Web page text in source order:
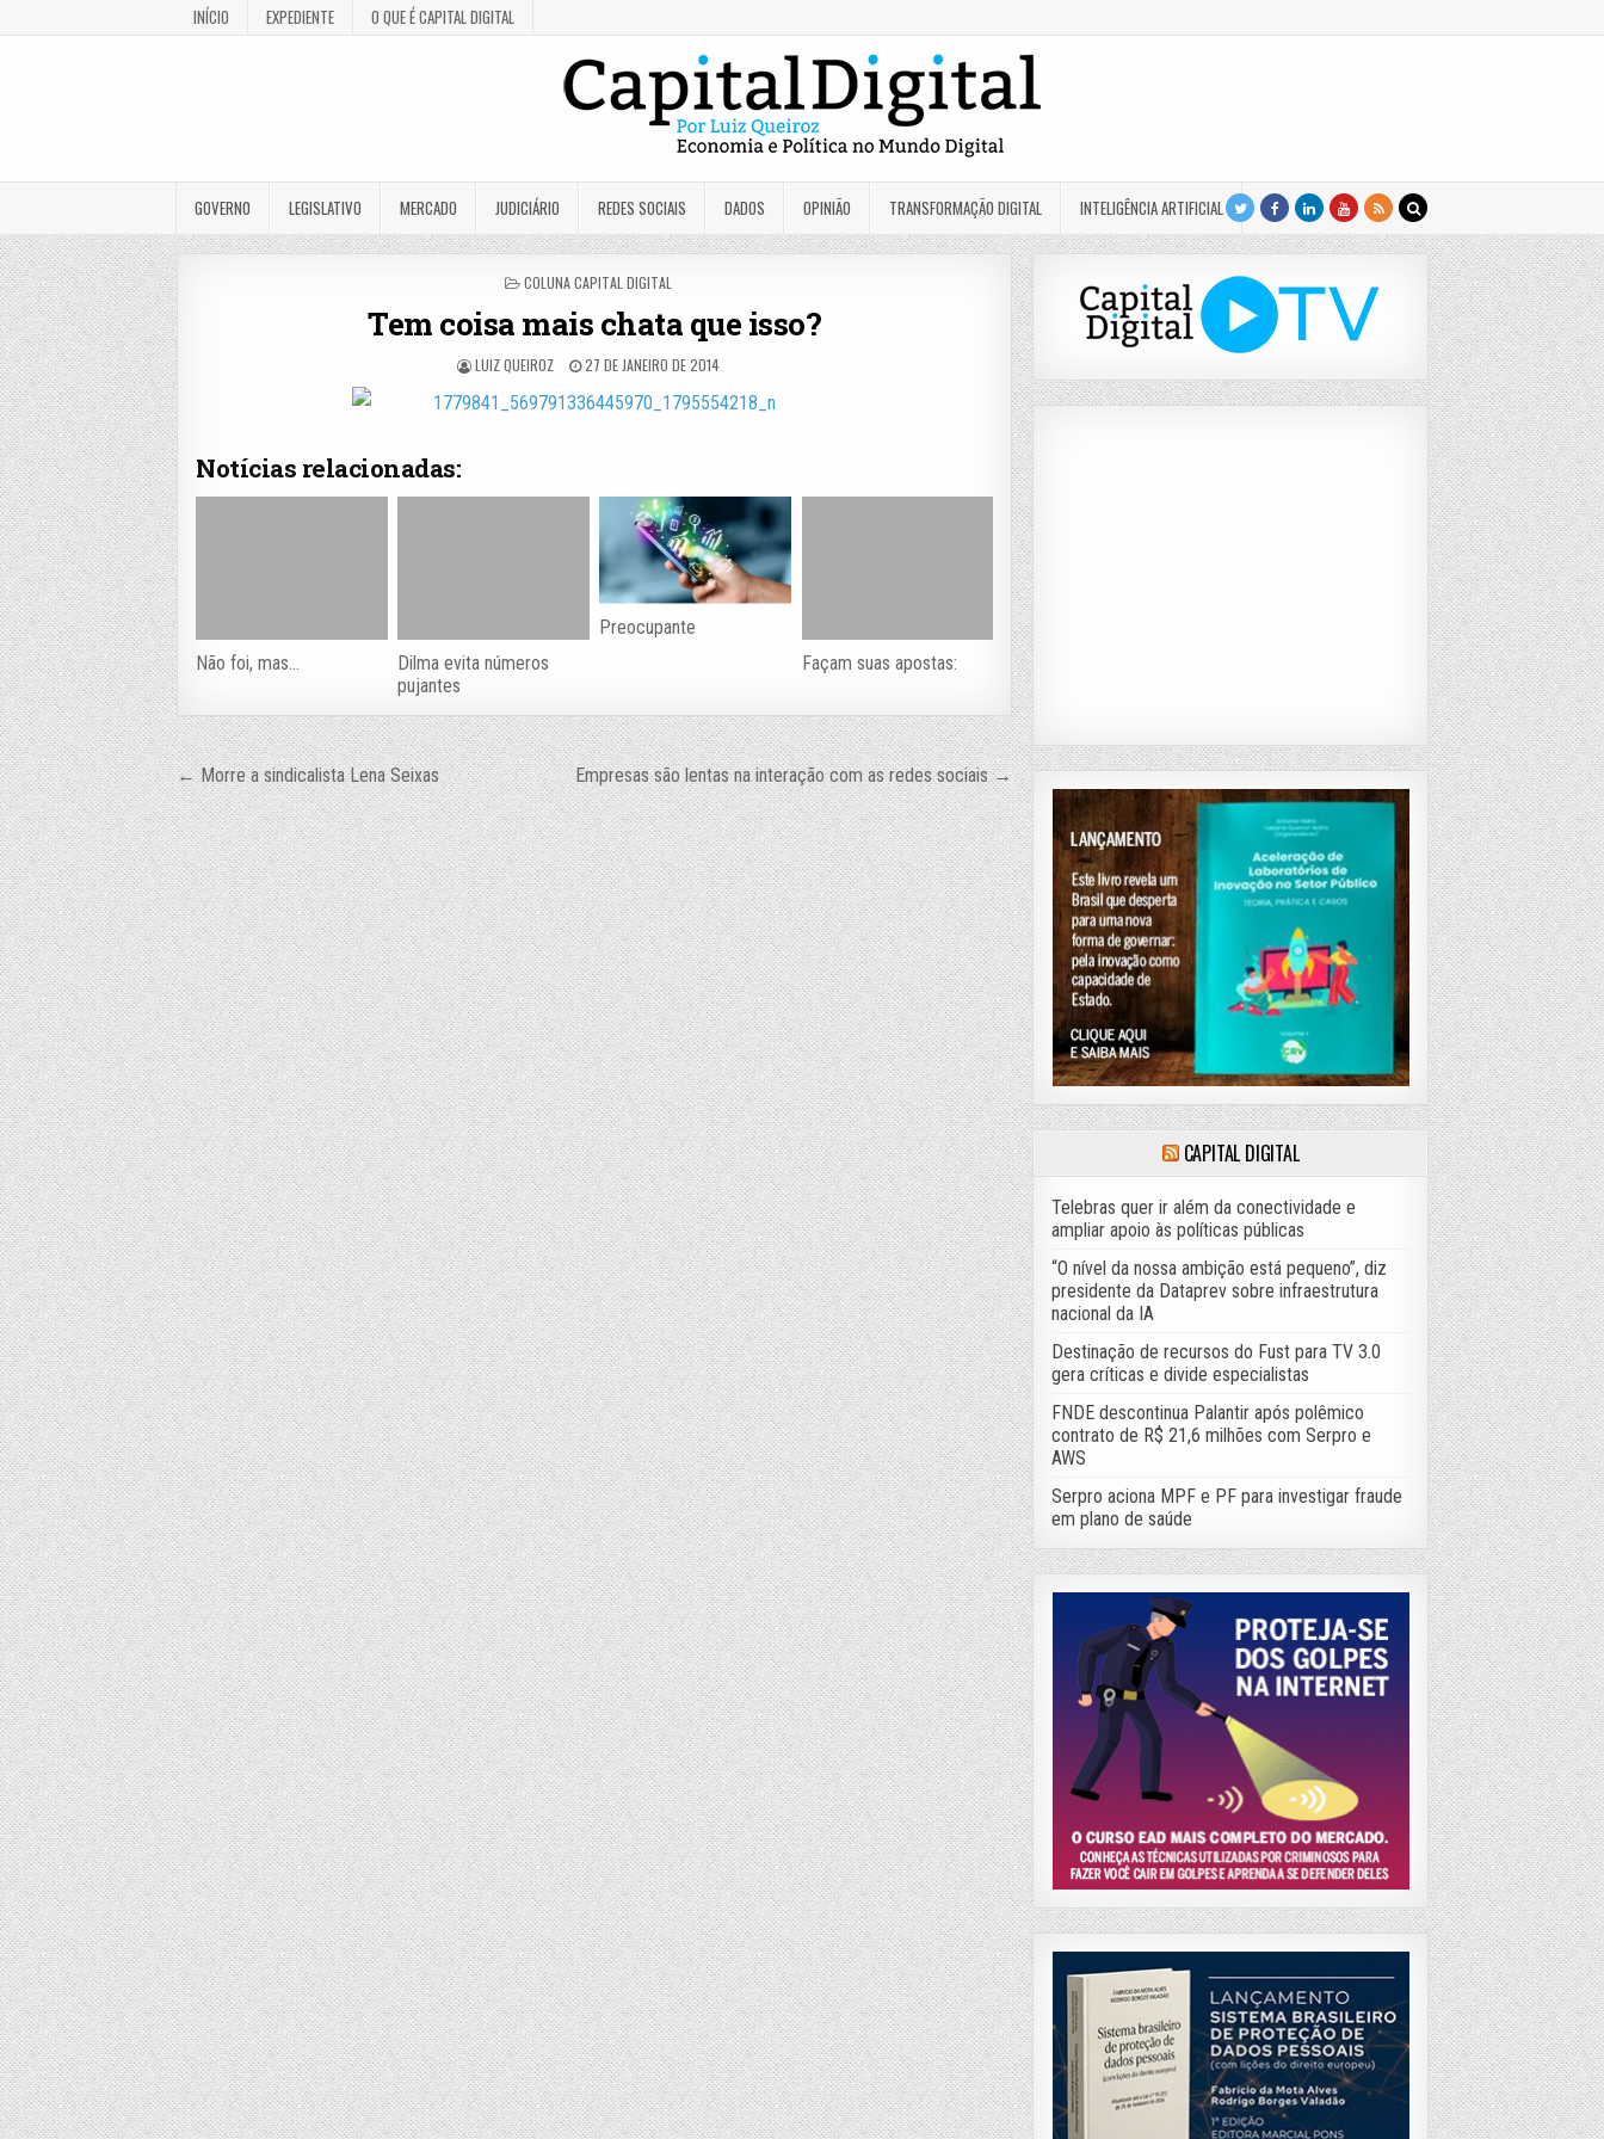
INÍCIO EXPEDIENTE O QUE É CAPITAL DIGITAL
GOVERNO LEGISLATIVO MERCADO JUDICIÁRIO REDES SOCIAIS DADOS OPINIÃO TRANSFORMAÇÃO DIGITAL INTELIGÊNCIA ARTIFICIAL
POSTED
COLUNA CAPITAL DIGITAL
Tem coisa mais chata que isso?
LUIZ QUEIROZ 27 DE JANEIRO DE 2014
Notícias relacionadas:
Não foi, mas…
Dilma evita números
pujantes
Preocupante
Façam suas apostas:
Navegação
de
Post
← Morre a sindicalista Lena Seixas Empresas são lentas na interação com as redes sociais →
CAPITAL DIGITAL
Telebras quer ir além da conectividade e
ampliar apoio às políticas públicas
“O nível da nossa ambição está pequeno”, diz
presidente da Dataprev sobre infraestrutura
nacional da IA
Destinação de recursos do Fust para TV 3.0
gera críticas e divide especialistas
FNDE descontinua Palantir após polêmico
contrato de R$ 21,6 milhões com Serpro e
AWS
Serpro aciona MPF e PF para investigar fraude
em plano de saúde